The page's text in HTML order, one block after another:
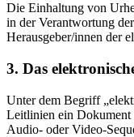
Die Einhaltung von
in der Verantwortung
Herausgeber/innen der
3. Das
Unter dem Begriff
Leitlinien ein Dokument
Audio- oder Video-